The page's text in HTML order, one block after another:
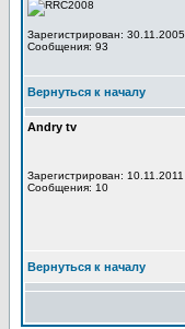
Зарегистрирован: 30.11.2005
Сообщения: 93
Вернуться к началу
Andry tv
Зарегистрирован: 10.11.2011
Сообщения: 10
Вернуться к началу